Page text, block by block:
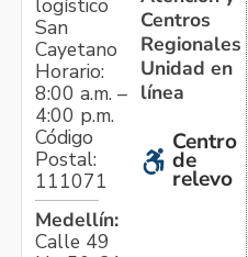
logístico
San
Cayetano
Horario:
8:00 a.m. –
4:00 p.m.
Código
Postal:
111071
Medellín:
Calle 49
Centros
Regionales
Unidad en
línea
Centro
de
relevo